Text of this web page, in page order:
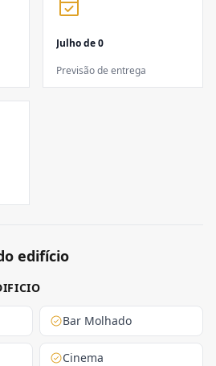
Julho de 0
Previsão de entrega
edifício
Bar Molhado
Cinema